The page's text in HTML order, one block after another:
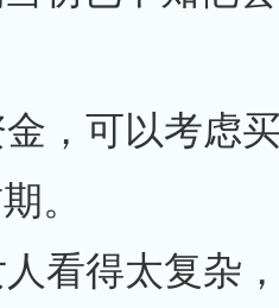
，可以考虑
。
看得太复杂